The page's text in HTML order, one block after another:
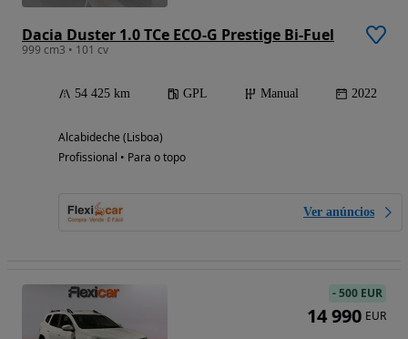
Dacia Duster 1.0 TCe ECO-G Prestige Bi-Fuel
999 cm3 • 101 cv
54 425 km GPL Manual 2022
Alcabideche (Lisboa)
Profissional • Para o topo
Ver anúncios
-500 EUR
14 990 EUR